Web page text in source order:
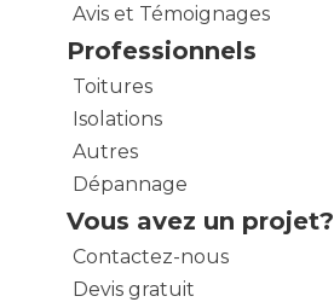
Avis et Témoignages
Professionnels
Toitures
Isolations
Autres
Dépannage
Vous avez un projet?
Contactez-nous
Devis gratuit